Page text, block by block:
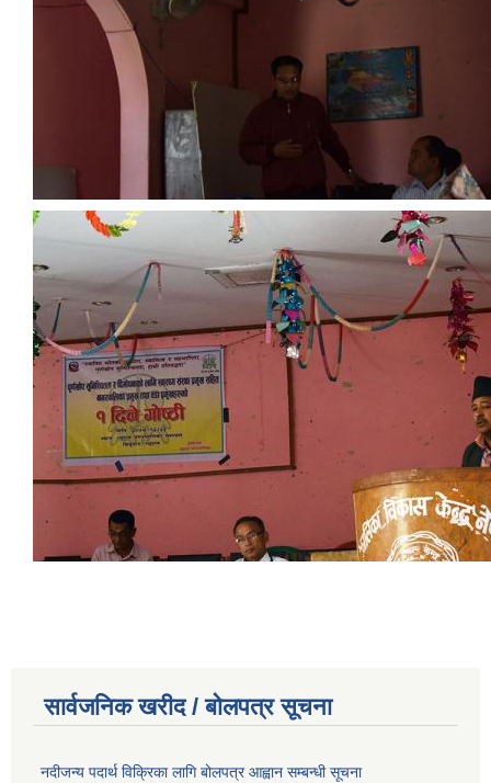
सार्वजनिक खरीद / बोलपत्र सूचना
नदीजन्य पदार्थ विक्रिका लागि बोलपत्र आह्वान सम्बन्धी सूचना